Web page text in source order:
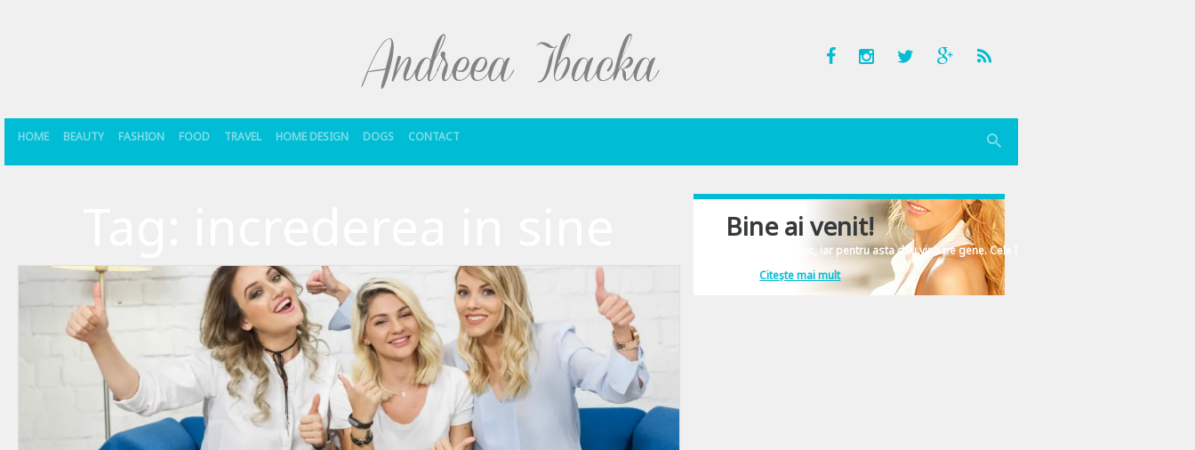
HOME BEAUTY FASHION FOOD TRAVEL HOME DESIGN DOGS CONTACT
Bine ai venit!
Îmi place să comunic, iar pentru asta dau vina pe gene. Cele înscrise în ADN-ul femeiesc.
Citește mai mult